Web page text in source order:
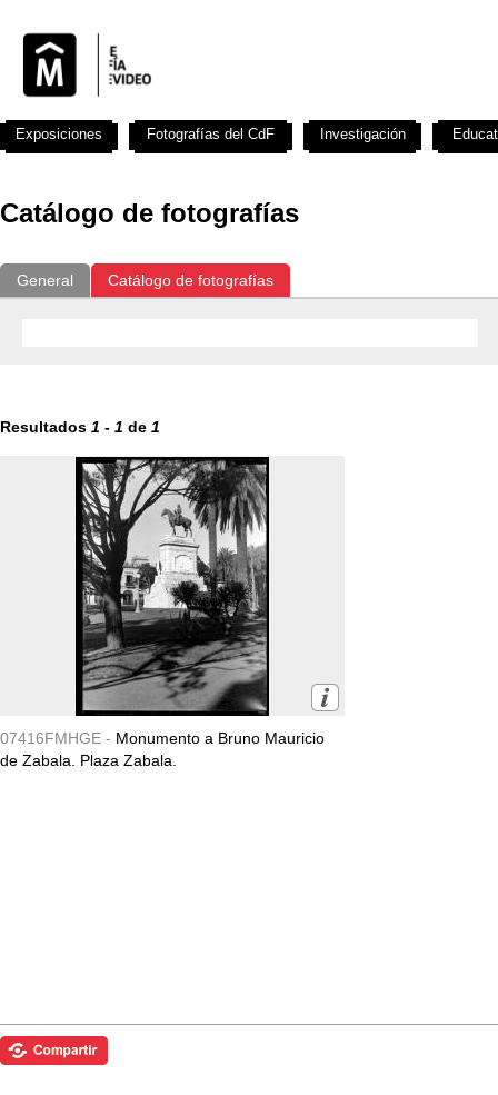
Catálogo de fotografías
General Catálogo de fotografías
Resultados 1 - 1 de 1
07416FMHGE - Monumento a Bruno Mauricio
de Zabala. Plaza Zabala.
Exposiciones Fotografías del CdF Investigación